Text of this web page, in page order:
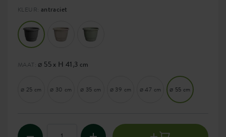
KLEUR: antraciet
MAAT: ⌀ 55 x H 41,3 cm
⌀ 25 cm ⌀ 30 cm ⌀ 35 cm ⌀ 39 cm ⌀ 47 cm ⌀ 55 cm